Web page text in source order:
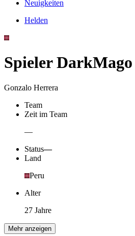
Neuigkeiten
Helden
Spieler DarkMago
Gonzalo Herrera
Team
Zeit im Team
—
Status—
Land
Peru
Alter
27 Jahre
Mehr anzeigen